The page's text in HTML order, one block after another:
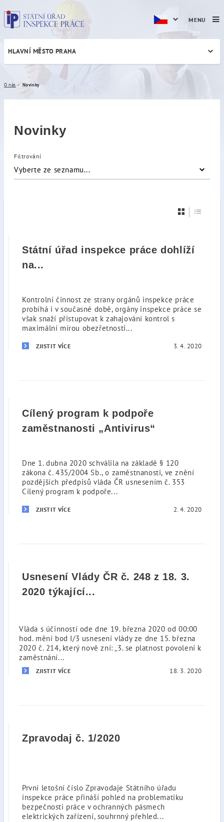
Novinky
HLAVNÍ MĚSTO PRAHA
O nás Novinky
Novinky
Filtrování
Vyberte ze seznamu...
Státní úřad inspekce práce dohlíží
na...
Kontrolní činnost ze strany orgánů inspekce práce
probíhá i v současné době, orgány inspekce práce se
však snaží přistupovat k zahajování kontrol s
maximální mírou obezřetnosti...
ZJISTIT VÍCE 3. 4. 2020
Cílený program k podpoře
zaměstnanosti „Antivirus“
Dne 1. dubna 2020 schválila na základě § 120
zákona č. 435/2004 Sb., o zaměstnanosti, ve znění
pozdějších předpisů vláda ČR usnesením č. 353
Cílený program k podpoře...
ZJISTIT VÍCE 2. 4. 2020
Usnesení Vlády ČR č. 248 z 18. 3.
2020 týkající...
Vláda s účinností ode dne 19. března 2020 od 00:00
hod. mění bod I/3 usnesení vlády ze dne 15. března
2020 č. 214, který nově zní: „3. se platnost povolení k
zaměstnání...
ZJISTIT VÍCE 18. 3. 2020
Zpravodaj č. 1/2020
První letošní číslo Zpravodaje Státního úřadu
inspekce práce přináší pohled na problematiku
bezpečnosti práce v ochranných pásmech
elektrických zařízení, souhrnný přehled...
MENU